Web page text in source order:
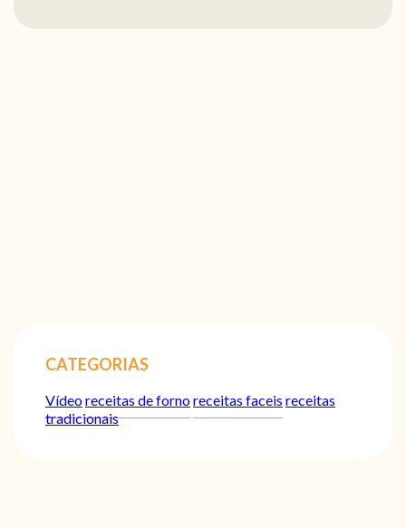
CATEGORIAS
Vídeoreceitas de fornoreceitas faceis receitas
tradicionais